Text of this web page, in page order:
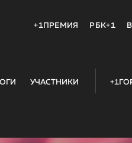
+1ПРЕМИЯ РБК+1
УЧАСТНИКИ